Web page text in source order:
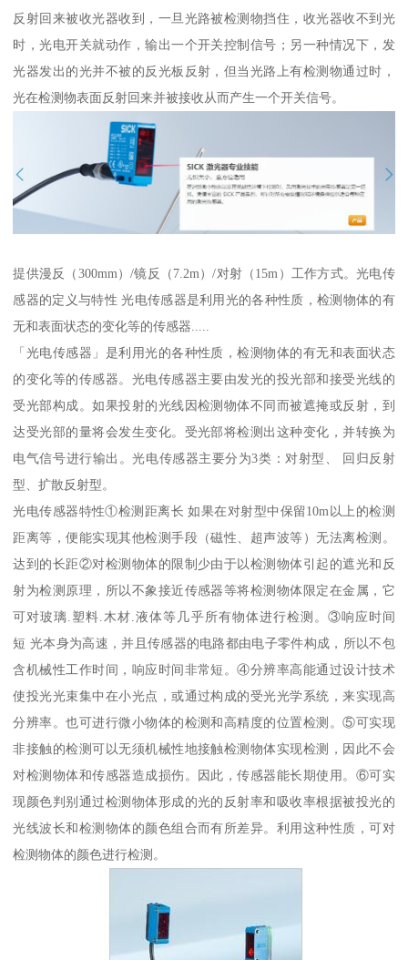
反射回来被收光器收到，一旦光路被检测物挡住，收光器收不到光
时，光电开关就动作，输出一个开关控制信号；另一种情况下，发
光器发出的光并不被的反光板反射，但当光路上有检测物通过时，
光在检测物表面反射回来并被接收从而产生一个开关信号。
提供漫反（300mm）/镜反（7.2m）/对射（15m）工作方式。光电传
感器的定义与特性 光电传感器是利用光的各种性质，检测物体的有
无和表面状态的变化等的传感器.....
「光电传感器」是利用光的各种性质，检测物体的有无和表面状态
的变化等的传感器。光电传感器主要由发光的投光部和接受光线的
受光部构成。如果投射的光线因检测物体不同而被遮掩或反射，到
达受光部的量将会发生变化。受光部将检测出这种变化，并转换为
电气信号进行输出。光电传感器主要分为3类：对射型、 回归反射
型、扩散反射型。
光电传感器特性①检测距离长 如果在对射型中保留10m以上的检测
距离等，便能实现其他检测手段（磁性、超声波等）无法离检测。
达到的长距②对检测物体的限制少由于以检测物体引起的遮光和反
射为检测原理，所以不象接近传感器等将检测物体限定在金属，它
可对玻璃.塑料.木材.液体等几乎所有物体进行检测。③响应时间
短 光本身为高速，并且传感器的电路都由电子零件构成，所以不包
含机械性工作时间，响应时间非常短。④分辨率高能通过设计技术
使投光光束集中在小光点，或通过构成的受光光学系统，来实现高
分辨率。也可进行微小物体的检测和高精度的位置检测。⑤可实现
非接触的检测可以无须机械性地接触检测物体实现检测，因此不会
对检测物体和传感器造成损伤。因此，传感器能长期使用。⑥可实
现颜色判别通过检测物体形成的光的反射率和吸收率根据被投光的
光线波长和检测物体的颜色组合而有所差异。利用这种性质，可对
检测物体的颜色进行检测。